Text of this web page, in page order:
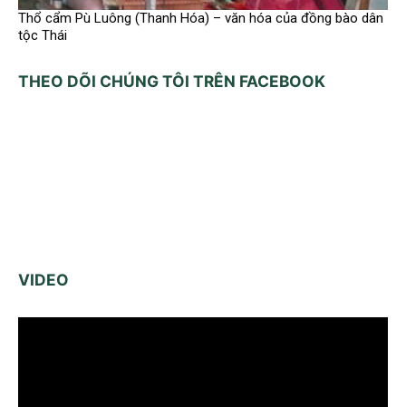
Thổ cẩm Pù Luông (Thanh Hóa) – văn hóa của đồng bào dân
tộc Thái
THEO DÕI CHÚNG TÔI TRÊN FACEBOOK
VIDEO